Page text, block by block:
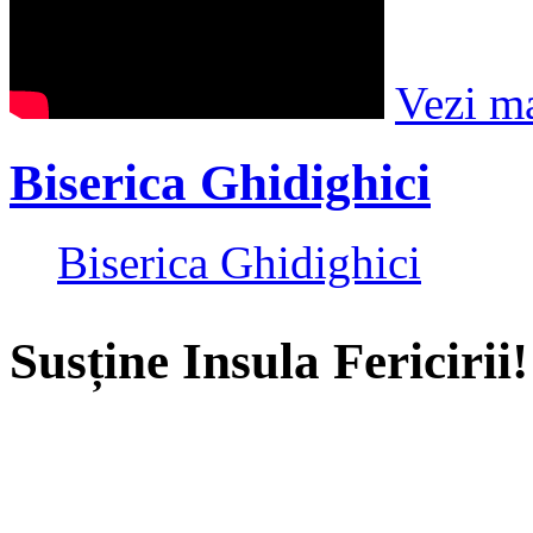
Vezi
Biserica Ghidighici
Biserica Ghidighici
Susține Insula Fericirii!